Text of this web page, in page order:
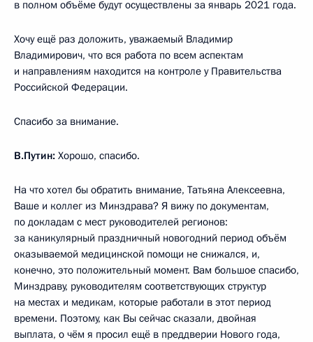
в полном объёме будут осуществлены за январь 2021 года.
Хочу ещё раз доложить, уважаемый Владимир
Владимирович, что вся работа по всем аспектам
и направлениям находится на контроле у Правительства
Российской Федерации.
Спасибо за внимание.
В.Путин: Хорошо, спасибо.
На что хотел бы обратить внимание, Татьяна Алексеевна,
Ваше и коллег из Минздрава? Я вижу по документам,
по докладам с мест руководителей регионов:
за каникулярный праздничный новогодний период объём
оказываемой медицинской помощи не снижался, и,
конечно, это положительный момент. Вам большое спасибо,
Минздраву, руководителям соответствующих структур
на местах и медикам, которые работали в этот период
времени. Поэтому, как Вы сейчас сказали, двойная
выплата, о чём я просил ещё в преддверии Нового года,